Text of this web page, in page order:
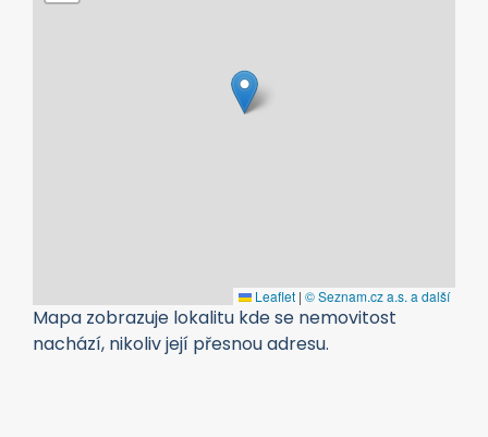
Leaflet | © Seznam.cz a.s. a další
Mapa zobrazuje lokalitu kde se nemovitost
nachází, nikoliv její přesnou adresu.